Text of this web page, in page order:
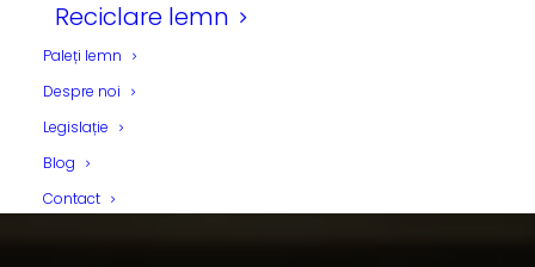
Reciclare lemn
Paleți lemn
Despre noi
Legislație
Blog
Contact